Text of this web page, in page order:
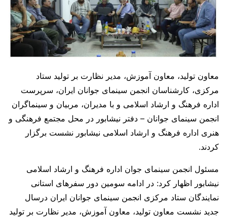
معاون تولید، معاون آموزش، مدیر نظارت بر تولید ستاد
مرکزی، کارشناسان انجمن سینمای جوانان ایران، سرپرست
اداره فرهنگ و ارشاد اسلامی و با مدیران، مربیان و سینماگران
انجمن سینمای جوانان – دفتر نیشابور در محل مجتمع فرهنگی و
هنری اداره فرهنگ و ارشاد اسلامی نیشابور نشست برگزار
کردند.
مسئول انجمن سینمای جوان اداره فرهنگ و ارشاد اسلامی
نیشابور اظهار کرد: در ادامه سومین دور سفرهای استانی
نمایندگان ستاد مرکزی انجمن سینمای جوانان ایران درسال
جدید نشست معاون تولید، معاون آموزش، مدیر نظارت بر تولید